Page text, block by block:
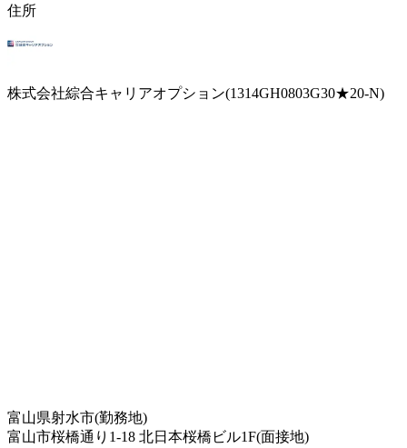
住所
株式会社綜合キャリアオプション(1314GH0803G30★20-N)
富山県射水市(勤務地)
富山市桜橋通り1-18 北日本桜橋ビル1F(面接地)